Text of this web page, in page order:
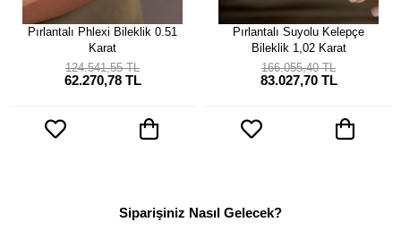
Pırlantalı Phlexi Bileklik 0.51
Karat
62.270,78 TL
124.541,55 TL
Pırlantalı Suyolu Kelepçe
Bileklik 1,02 Karat
83.027,70 TL
166.055,40 TL
Siparişiniz Nasıl Gelecek?